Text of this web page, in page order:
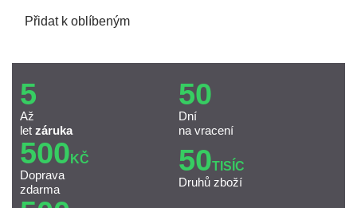
Přidat k oblíbeným
5
Až
let záruka
50
Dní
na vracení
500 KČ
Doprava
zdarma
50TISÍC
Druhů zboží